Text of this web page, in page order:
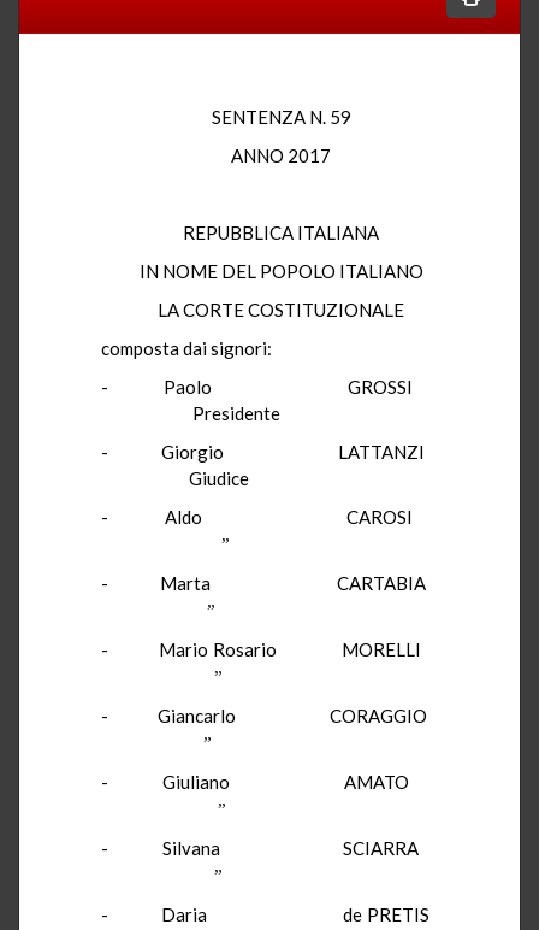
SENTENZA N. 59
ANNO 2017
REPUBBLICA ITALIANA
IN NOME DEL POPOLO ITALIANO
LA CORTE COSTITUZIONALE
compostadai signori:
-
Paolo
GROSSI
Presidente
-
Giorgio
LATTANZI
Giudice
-
Aldo CAROSI
”
- Marta CARTABIA
”
- Mario Rosario MORELLI
”
- Giancarlo CORAGGIO
”
- Giuliano AMATO
”
- Silvana SCIARRA
”
- Daria de PRETIS